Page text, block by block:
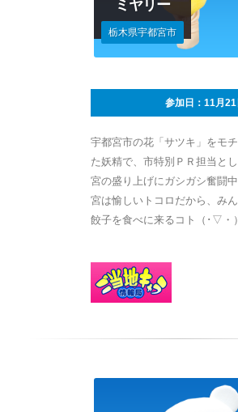
ミヤリー
栃木県宇都宮市
参加日：11月21
宇都宮市の花「サツキ」をモ
た妖精で、市特別ＰＲ担当と
宮の盛り上げにガシガシ奮闘
宮は愉しいトコロだから、み
餃子を食べに来るコト（･▽・